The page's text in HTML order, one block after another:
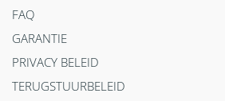
FAQ
GARANTIE
PRIVACY BELEID
TERUGSTUURBELEID